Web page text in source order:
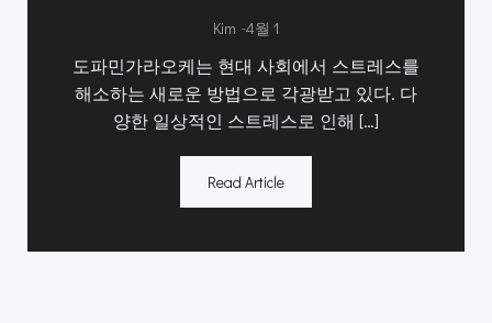
Kim -4월 1
도파민가라오케는 현대 사회에서 스트레스를
해소하는 새로운 방법으로 각광받고 있다. 다
양한 일상적인 스트레스로 인해 […]
Read Article